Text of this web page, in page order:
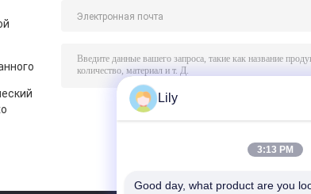
Lily
3:13 PM
Good day, what product are you